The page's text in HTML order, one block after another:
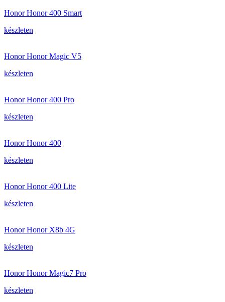
Honor Honor 400 Smart
készleten
Honor Honor Magic V5
készleten
Honor Honor 400 Pro
készleten
Honor Honor 400
készleten
Honor Honor 400 Lite
készleten
Honor Honor X8b 4G
készleten
Honor Honor Magic7 Pro
készleten